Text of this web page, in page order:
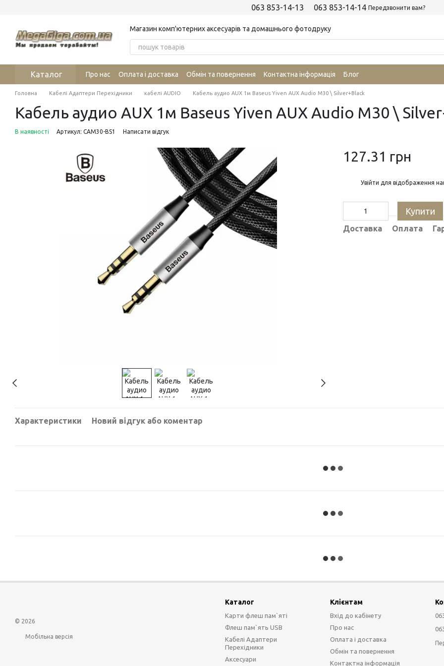
063 853-14-13 063 853-14-14 Передзвонити вам?
Магазин комп'ютерних аксесуарів та домашнього фотодруку
Каталог Про нас Оплата і доставка Обмін та повернення Контактна інформація Блог
Головна Кабелі Адаптери Перехідники кабелі AUDIO Кабель аудио AUX 1м Baseus Yiven AUX Audio M30 \ Silver+Black
Кабель аудио AUX 1м Baseus Yiven AUX Audio M30 \
В наявності Артикул: CAM30-BS1 Написати відгук
127.31 грн
Увійти для відображення
Купити
Доставка Оплата
Характеристики Новий відгук або коментар
© 2026
Мобільна версія
Каталог
Карти флеш пам`яті
Флеш пам`ять USB
Кабелі Адаптери
Перехідники
Аксесуари
Клієнтам
Вхід до кабінету
Про нас
Оплата і доставка
Обмін та повернення
Контактна інформація